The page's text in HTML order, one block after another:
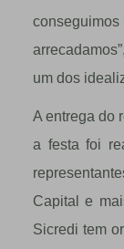
conseguimos
um dos
A entrega do
a festa foi
Capital e
Sicredi tem